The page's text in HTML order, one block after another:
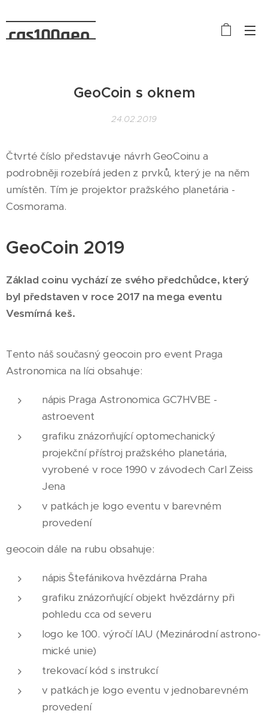
cas100geo
GeoCoin s oknem
24.02.2019
Čtvrté číslo představuje návrh GeoCoinu a
podrobněji rozebírá jeden z prvků, který je na něm
umístěn. Tím je projektor pražského planetária -
Cosmorama.
GeoCoin 2019
Základ coinu vychází ze svého předchůdce, který
byl představen v roce 2017 na mega eventu
Vesmírná keš.
Tento náš současný geocoin pro event Praga
Astronomica na líci obsahuje:
nápis Praga Astronomica GC7HVBE -
astroevent
grafiku znázorňující optomechanický
projekční přístroj pražského planetária,
vyrobené v roce 1990 v závodech Carl Zeiss
Jena
v patkách je logo eventu v barevném
provedení
geocoin dále na rubu obsahuje:
nápis Štefánikova hvězdárna Praha
grafiku znázorňující objekt hvězdárny při
pohledu cca od severu
logo ke 100. výročí IAU (Mezinárodní astrono-
mické unie)
trekovací kód s instrukcí
v patkách je logo eventu v jednobarevném
provedení